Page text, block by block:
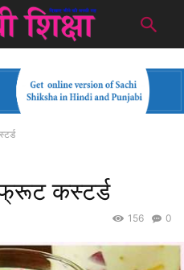
कस्टर्ड
0
156